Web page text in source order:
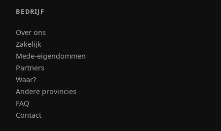
BEDRIJF
Over ons
Zakelijk
Mede-eigendommen
Partners
Waar?
Andere provincies
FAQ
Contact